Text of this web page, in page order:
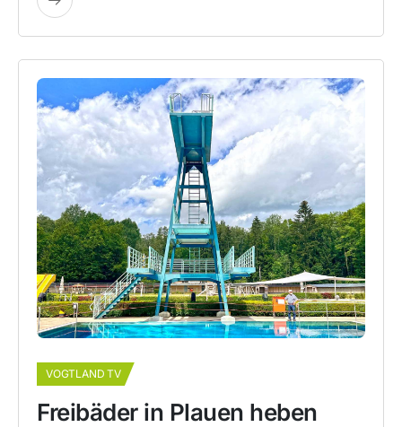
VOGTLAND TV
Freibäder in Plauen heben